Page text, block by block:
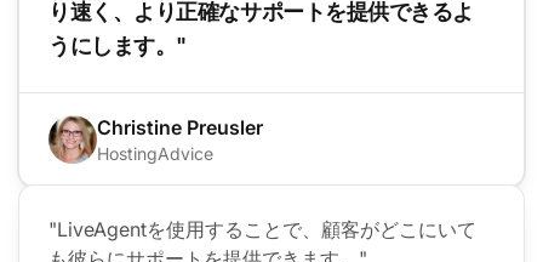
り速く、より正確なサポートを提供できるよ
うにします。"
Christine Preusler
HostingAdvice
"LiveAgentを使用することで、顧客がどこにいて